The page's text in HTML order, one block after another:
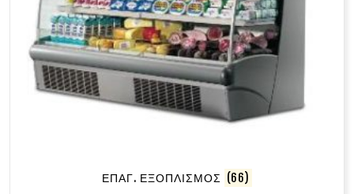
ΕΠΑΓ. ΕΞΟΠΛΙΣΜΟΣ (66)